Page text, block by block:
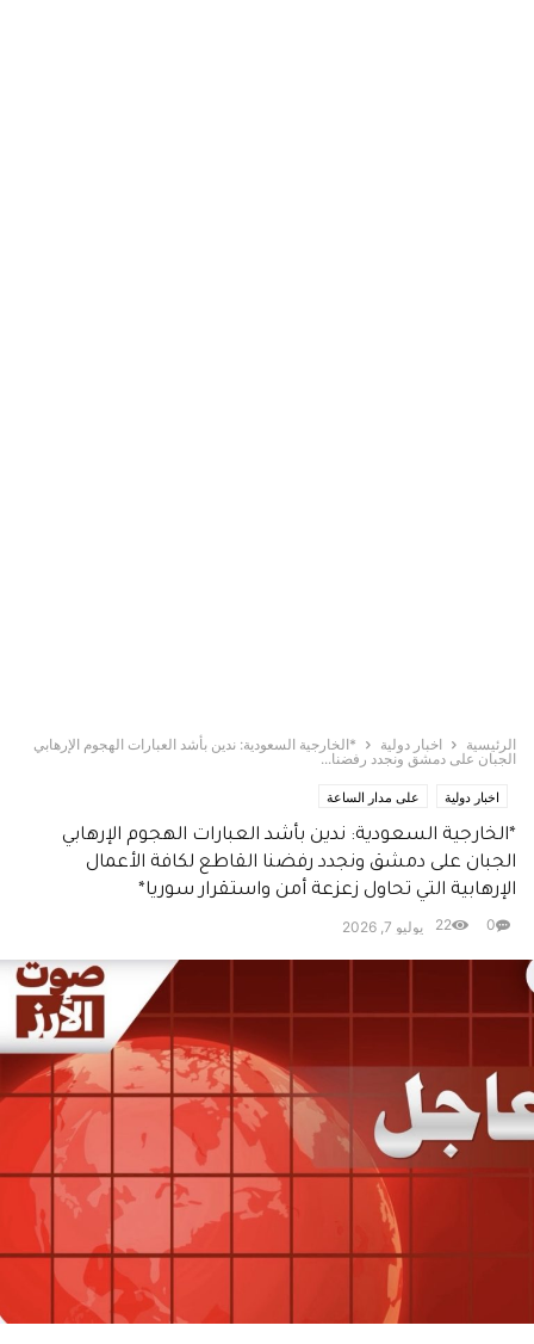
الرئيسية اخبار دولية
*الخارجية السعودية: ندين بأشد العبارات الهجوم الإرهابي
الجبان على دمشق ونجدد رفضنا...
اخبار دولية على مدار الساعة
*الخارجية السعودية: ندين بأشد العبارات الهجوم الإرهابي
الجبان على دمشق ونجدد رفضنا القاطع لكافة الأعمال
الإرهابية التي تحاول زعزعة أمن واستقرار سوريا*
يوليو 7, 2026 0
22